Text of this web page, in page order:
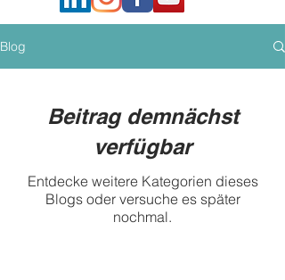
Blog
Beitrag demnächst
verfügbar
Entdecke weitere Kategorien dieses
Blogs oder versuche es später
nochmal.